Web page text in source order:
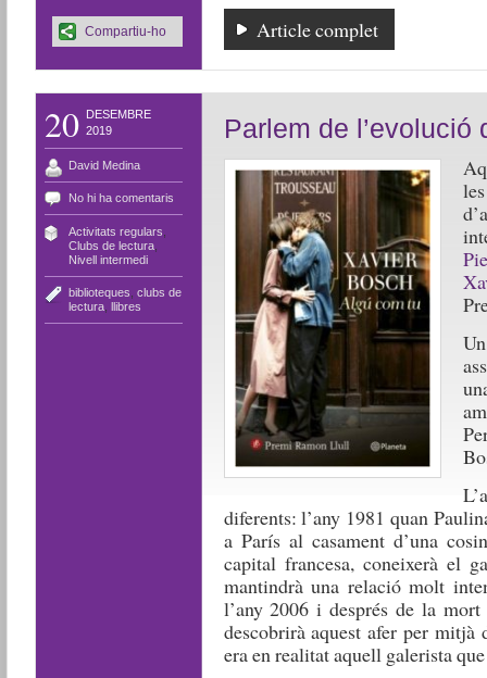
Article complet
Compartiu-ho
20
DESEMBRE
2019
David Medina
No hi ha comentaris
Activitats regulars
Clubs de lectura,
Nivell intermedi
biblioteques clubs de
lectura, llibres
Parlem de l’evolució
diferents: l’any 1981 quan
a París al casament d’una
capital francesa, coneixerà el
mantindrà una relació molt
l’any 2006 i després de la
descobrirà aquest afer per mitjà
era en realitat aquell galerista